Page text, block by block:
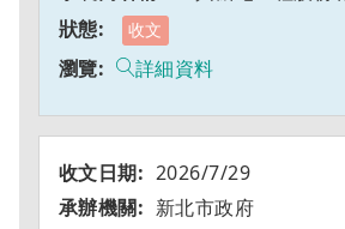
收文
詳細資料
2026/7/29
新北市政府